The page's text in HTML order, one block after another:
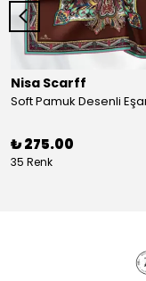
Nisa Scarff
₺ 275.00
35 Renk